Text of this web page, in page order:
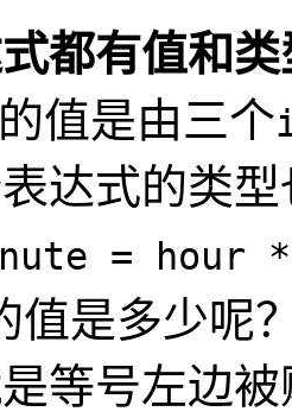
都有值和
的值是由三个
达式的类型
= hour
值是多少呢
等号左边